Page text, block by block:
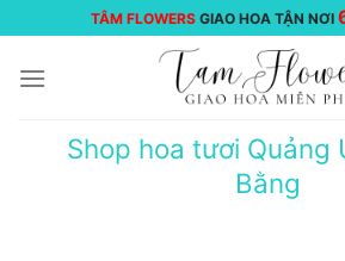
đến
nội
TÂM FLOWERS GIAO HOA TẬN NƠI
Shop hoa tươi Quảng
Bằng